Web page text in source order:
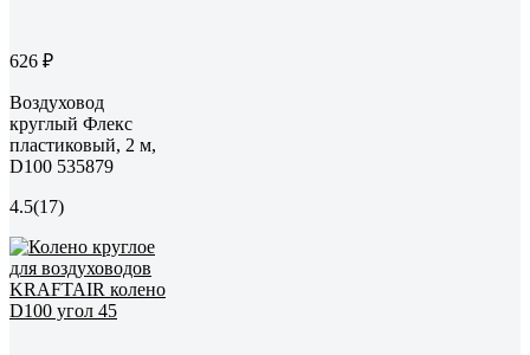
626 ₽
Воздуховод
круглый Флекс
пластиковый, 2 м,
D100 535879
4.5(17)